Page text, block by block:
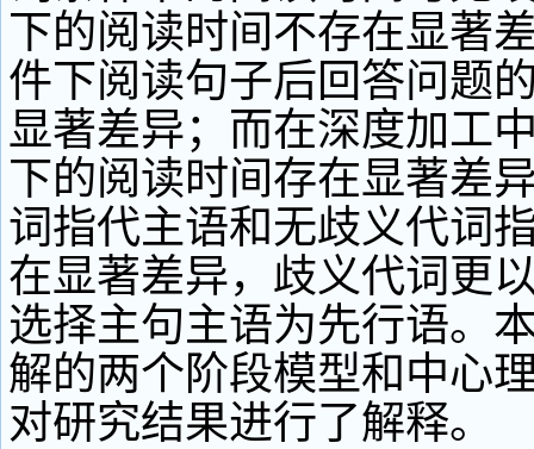
下的阅读时间不存在显著
件下阅读句子后回答问题
显著差异；而在深度加工
下的阅读时间存在显著差
词指代主语和无歧义代词
在显著差异，歧义代词更
选择主句主语为先行语。
解的两个阶段模型和中心
对研究结果进行了解释。